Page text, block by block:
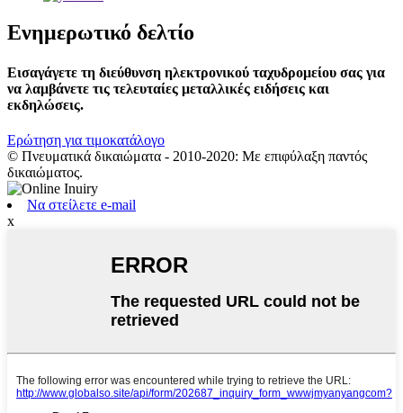
Ενημερωτικό δελτίο
Εισαγάγετε τη διεύθυνση ηλεκτρονικού ταχυδρομείου σας για
να λαμβάνετε τις τελευταίες μεταλλικές ειδήσεις και
εκδηλώσεις.
Ερώτηση για τιμοκατάλογο
© Πνευματικά δικαιώματα - 2010-2020: Με επιφύλαξη παντός
δικαιώματος.
Να στείλετε e-mail
x